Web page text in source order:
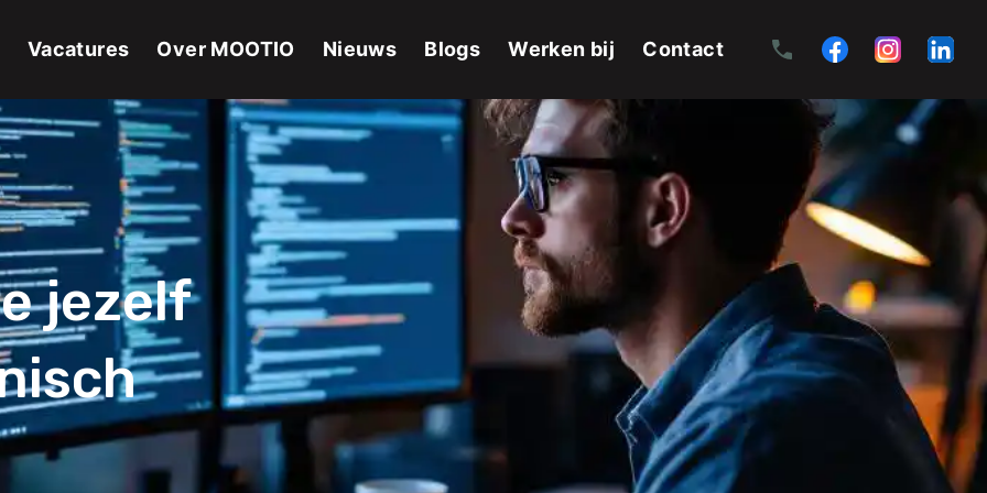
Vacatures Over MOOTIO Nieuws Blogs Werken bij Contact
jezelf